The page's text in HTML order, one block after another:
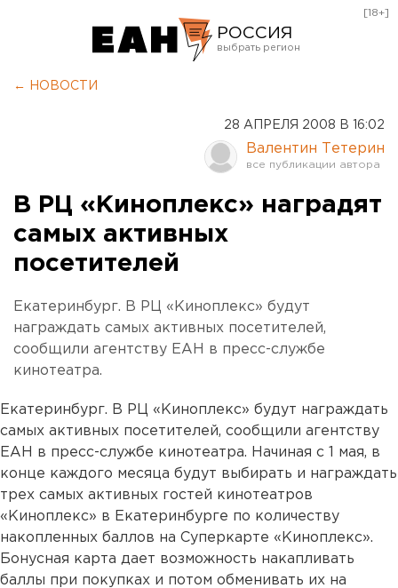
РОССИЯ
Курган
Оренбург
[18+]
← НОВОСТИ
28 АПРЕЛЯ 2008 В 16:02
Валентин Тетерин
В РЦ «Киноплекс» наградят
самых активных
посетителей
Екатеринбург. В РЦ «Киноплекс» будут
награждать самых активных посетителей,
сообщили агентству ЕАН в пресс-службе
кинотеатра.
Екатеринбург. В РЦ «Киноплекс» будут награждать
самых активных посетителей, сообщили агентству
ЕАН в пресс-службе кинотеатра. Начиная с 1 мая, в
конце каждого месяца будут выбирать и награждать
трех самых активных гостей кинотеатров
«Киноплекс» в Екатеринбурге по количеству
накопленных баллов на Суперкарте «Киноплекс».
Бонусная карта дает возможность накапливать
баллы при покупках и потом обменивать их на